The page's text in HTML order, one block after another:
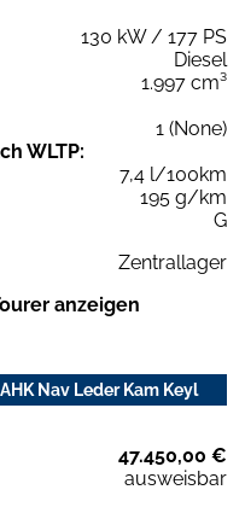
130 kW / 177 PS
Diesel
1.997 cm³
1 (None)
WLTP:
7,4 l/100km
195 g/km
G
Zentrallager
anzeigen
Nav Leder Kam Keyl
47.450,00 €
ausweisbar